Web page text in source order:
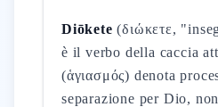
Diōkete (διώκετε,
è il verbo della caccia
(ἁγιασμός) denota
separazione per Dio,